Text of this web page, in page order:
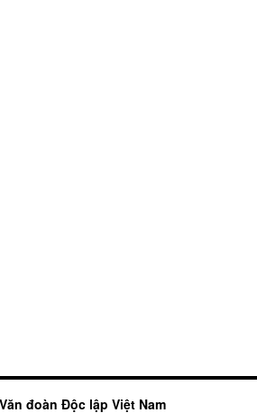
đoàn Độc lập Việt Nam